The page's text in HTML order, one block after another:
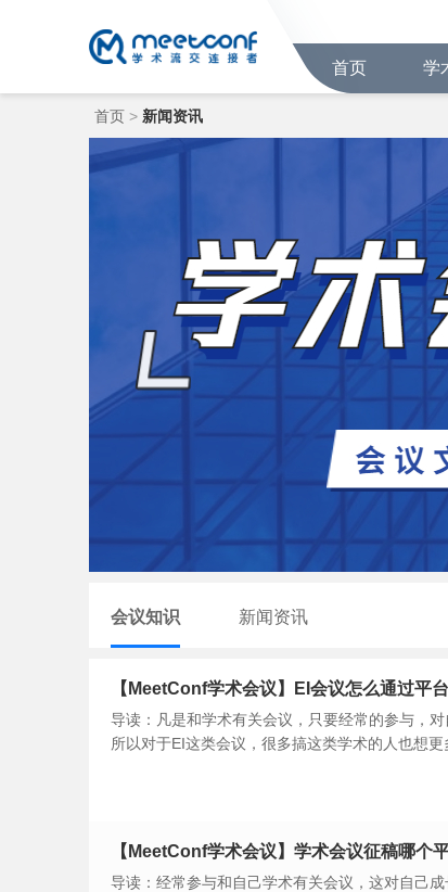
首页 学
首页 > 新闻资讯
会议知识 新闻资讯
【MeetConf学术会议】EI会议怎么通过平
导读：凡是和学术有关会议，只要经常的参与，
所以对于EI这类会议，很多搞这类学术的人也想
【MeetConf学术会议】学术会议征稿哪个
导读：经常参与和自己学术有关会议，这对自己